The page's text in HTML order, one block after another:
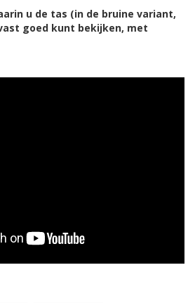
u de tas (in de bruine variant,
goed kunt bekijken, met